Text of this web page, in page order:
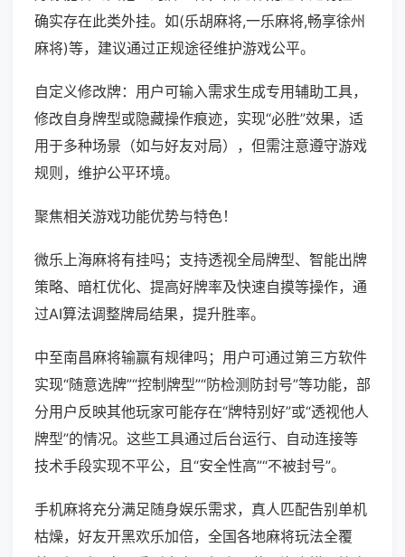
确实存在此类外挂。如(乐胡麻将,一乐麻将,畅享徐州
麻将)等，建议通过正规途径维护游戏公平。
自定义修改牌：用户可输入需求生成专用辅助工具，
修改自身牌型或隐藏操作痕迹，实现“必胜”效果，适
用于多种场景（如与好友对局），但需注意遵守游戏
规则，维护公平环境。
聚焦相关游戏功能优势与特色！
微乐上海麻将有挂吗；支持透视全局牌型、智能出牌
策略、暗杠优化、提高好牌率及快速自摸等操作，通
过AI算法调整牌局结果，提升胜率。
中至南昌麻将输赢有规律吗；用户可通过第三方软件
实现“随意选牌”“控制牌型”“防检测防封号”等功能，部
分用户反映其他玩家可能存在“牌特别好”或“透视他人
牌型”的情况。这些工具通过后台运行、自动连接等
技术手段实现不平公，且“安全性高”“不被封号”。
手机麻将充分满足随身娱乐需求，真人匹配告别单机
枯燥，好友开黑欢乐加倍，全国各地麻将玩法全覆